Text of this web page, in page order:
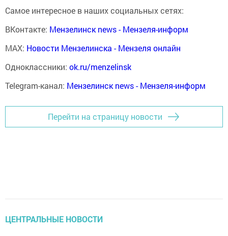
Самое интересное в наших социальных сетях:
ВКонтакте: Мензелинск news - Мензеля-информ
MAX: Новости Мензелинска - Мензеля онлайн
Одноклассники: ok.ru/menzelinsk
Telegram-канал: Мензелинск news - Мензеля-информ
Перейти на страницу новости
ЦЕНТРАЛЬНЫЕ НОВОСТИ